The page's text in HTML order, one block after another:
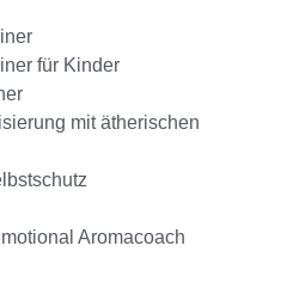
für Kinder
mit ätherischen
Aromacoach